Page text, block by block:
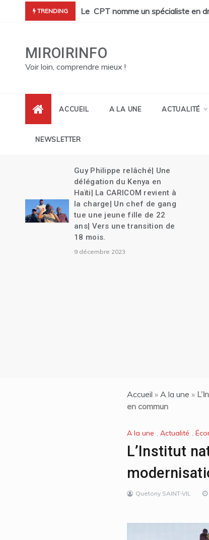
TRENDING
tuées dans un incendie en haute mer à
Le CPT nomme un spécialiste en
MIROIRINFO
Voir loin, comprendre mieux !
ACCUEIL A LA UNE ACTUALITÉ
NEWSLETTER
Guy Philippe relâché| Une
délégation du Kenya en
Haïti| La CARICOM revient à
la charge| Un chef de gang
tue une jeune fille de 22
ans| Vers une transition de
18 mois.
9 décembre 2023
Accueil » A la une »
en commun
A la une , Actualité ,
L’Institut
Quetony SAINT-VIL